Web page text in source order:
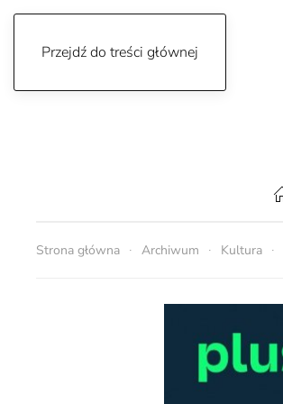
Przejdź do treści głównej
Strona główna Archiwum Kultura